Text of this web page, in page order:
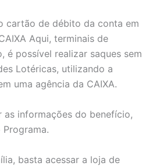
cartão de débito da conta em
Aqui, terminais de
é possível realizar saques sem
Lotéricas, utilizando a
uma agência da CAIXA.
as informações do benefício,
basta acessar a loja de